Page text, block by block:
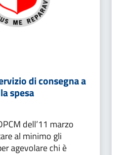
di consegna a
spesa
dell’11 marzo
al minimo gli
agevolare chi è